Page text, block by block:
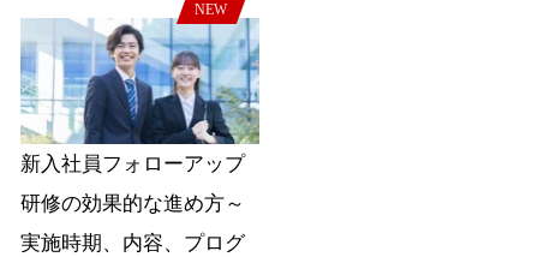
NEW
新入社員フォローアップ
研修の効果的な進め方～
実施時期、内容、プログ